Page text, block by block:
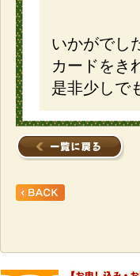
いかがでし
カードをき
是非少しで